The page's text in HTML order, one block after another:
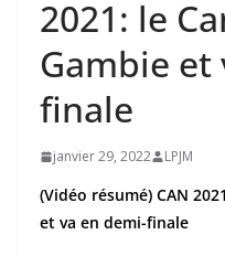
2021: le
Gambie et
finale
janvier 29, 2022 LPJM
(Vidéo résumé) CAN
et va en demi-finale